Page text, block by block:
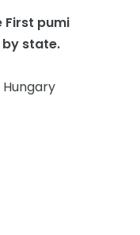
First pumi
state.
Hungary